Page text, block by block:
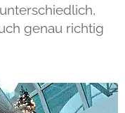
genau richtig